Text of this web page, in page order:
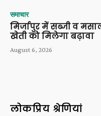
समाचार
मिर्जापुर में सब्जी व
खेती को मिलेगा बढ़ावा
August 6, 2026
लोकप्रिय श्रेणियां